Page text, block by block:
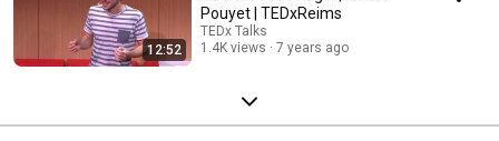
12:52
Pouyet | TEDxReims
TEDx Talks
1.4K views
7 years ago